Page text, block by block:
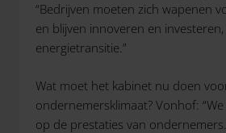
“Bedrijven moeten zich wapenen
en blijven innoveren en
energietransitie.”
Wat moet het kabinet nu doen
ondernemersklimaat? Vonhof:
op de prestaties van